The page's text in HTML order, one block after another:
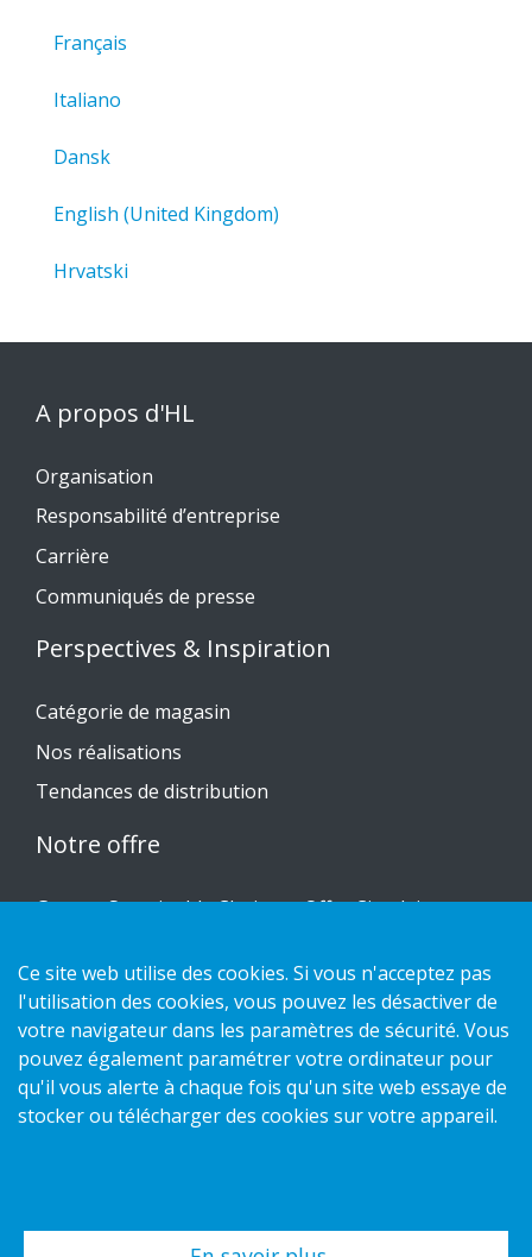
Français
Italiano
Dansk
English (United Kingdom)
Hrvatski
A propos d'HL
Organisation
Responsabilité d’entreprise
Carrière
Communiqués de presse
Perspectives & Inspiration
Catégorie de magasin
Nos réalisations
Tendances de distribution
Notre offre
Gamme Sustainable Choice et Offre Circulaire
Guides d'installation
Catalogue
Nous contacter
Ce site web utilise des cookies. Si vous n'acceptez pas
l'utilisation des cookies, vous pouvez les désactiver de
votre navigateur dans les paramètres de sécurité. Vous
pouvez également paramétrer votre ordinateur pour
qu'il vous alerte à chaque fois qu'un site web essaye de
stocker ou télécharger des cookies sur votre appareil.